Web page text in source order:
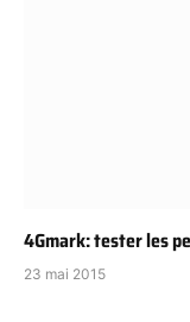
4Gmark: tester les
23 mai 2015